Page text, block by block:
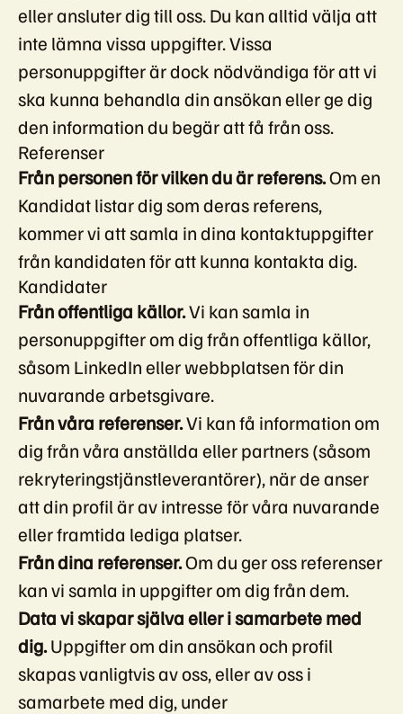
eller ansluter dig till oss. Du kan alltid välja att
inte lämna vissa uppgifter. Vissa
personuppgifter är dock nödvändiga för att vi
ska kunna behandla din ansökan eller ge dig
den information du begär att få från oss.
Referenser
Från personen för vilken du är referens.Om en
Kandidat listar dig som deras referens,
kommer vi att samla in dina kontaktuppgifter
från kandidaten för att kunna kontakta dig.
Kandidater
Från offentliga källor.Vi kan samla in
personuppgifter om dig från offentliga källor,
såsom LinkedIn eller webbplatsen för din
nuvarande arbetsgivare.
Från våra referenser.Vi kan få information om
dig från våra anställda eller partners (såsom
rekryteringstjänstleverantörer), när de anser
att din profil är av intresse för våra nuvarande
eller framtida lediga platser.
Från dina referenser.Om du ger oss referenser
kan vi samla in uppgifter om dig från dem.
Data vi skapar själva eller i samarbete med
dig.Uppgifter om din ansökan och profil
skapas vanligtvis av oss, eller av oss i
samarbete med dig, under